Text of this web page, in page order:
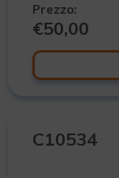
Prezzo:
€50,00
C10534